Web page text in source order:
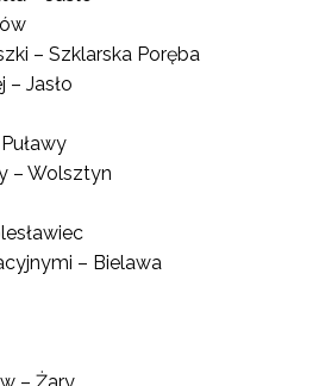
– Szklarska Poręba
Jasło
– Wolsztyn
– Bielawa